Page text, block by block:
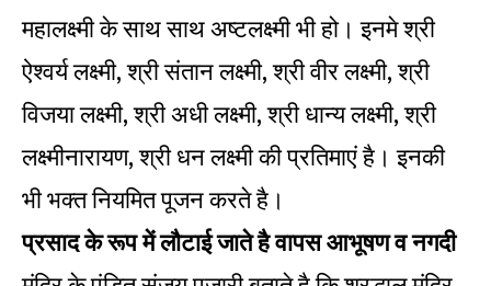
महालक्ष्मी के साथ साथ अष्टलक्ष्मी भी हो। इनमे श्री
ऐश्वर्य लक्ष्मी, श्री संतान लक्ष्मी, श्री वीर लक्ष्मी, श्री
विजया लक्ष्मी, श्री अधी लक्ष्मी, श्री धान्य लक्ष्मी, श्री
लक्ष्मीनारायण, श्री धन लक्ष्मी की प्रतिमाएं है। इनकी
भी भक्त नियमित पूजन करते है।
प्रसाद के रूप में लौटाई जाते है वापस आभूषण व नगदी